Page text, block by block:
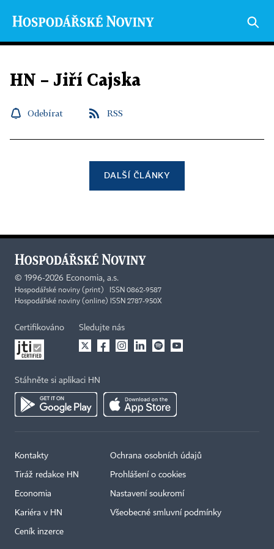
HN – Jiří Cajska
Odebírat RSS
DALŠÍ ČLÁNKY
© 1996-2026 Economia, a.s.
Hospodářské noviny (print) ISSN 0862-9587
Hospodářské noviny (online) ISSN 2787-950X
Certifikováno Sledujte nás
Stáhněte si aplikaci HN
Kontakty
Tiráž redakce HN
Economia
Kariéra v HN
Ceník inzerce
Ochrana osobních údajů
Prohlášení o cookies
Nastavení soukromí
Všeobecné smluvní podmínky